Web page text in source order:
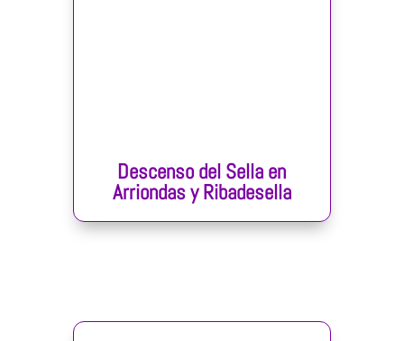
Descenso del Sella en
Arriondas y Ribadesella